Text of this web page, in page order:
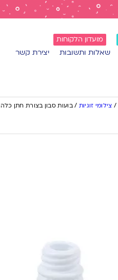
מועדון הלקוחות
שאלות ותשובות יצירת קשר
/ צילומי זוגיות /בועות סבון בצורת חתן כלה